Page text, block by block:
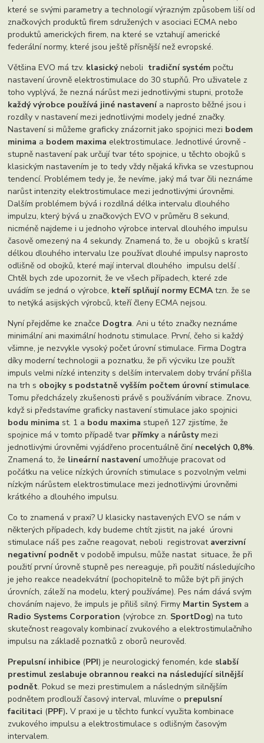
které se svými parametry a technologií výrazným způsobem liší od
značkových produktů firem sdružených v asociaci ECMA nebo
produktů amerických firem, na které se vztahují americké
federální normy, které jsou ještě přísnější než evropské.
Většina EVO má tzv. klasickýneboli tradiční systém počtu
nastavení úrovně elektrostimulace do 30 stupňů. Pro uživatele z
toho vyplývá, že nezná nárůst mezi jednotlivými stupni, protože
každý výrobce používá jiné nastavenía naprosto běžné jsou i
rozdíly v nastavení mezi jednotlivými modely jedné značky.
Nastavení si můžeme graficky znázornit jako spojnici mezi bodem
minima a bodem maxima elektrostimulace. Jednotlivé úrovně -
stupně nastavení pak určují tvar této spojnice, u těchto obojků s
klasickým nastavením je to tedy vždy nějaká křivka se vzestupnou
tendencí. Problémem tedy je, že nevíme, jaký má tvar čili neznáme
narůst intenzity elektrostimulace mezi jednotlivými úrovněmi.
Dalším problémem bývá i rozdílná délka intervalu dlouhého
impulzu, který bývá u značkových EVO v průměru 8 sekund,
nicméně najdeme i u jednoho výrobce interval dlouhého impulsu
časově omezený na 4 sekundy. Znamená to, že u obojků s kratší
délkou dlouhého intervalu lze používat dlouhé impulsy naprosto
odlišně od obojků, které mají interval dlouhého impulsu delší .
Chtěl bych zde upozornit, že ve všech případech, které zde
uvádím se jedná o výrobce, kteří splňují normy ECMAtzn. že se
to netýká asijských výrobců, kteří členy ECMA nejsou.
Nyní přejděme ke značce Dogtra. Ani u této značky neznáme
minimální ani maximální hodnotu stimulace. První, čeho si každý
všimne, je nezvykle vysoký počet úrovní stimulace. Firma Dogtra
díky moderní technologii a poznatku, že při výcviku lze použít
impuls velmi nízké intenzity s delším intervalem doby trvání přišla
na trh s obojky s podstatně vyšším počtem úrovní stimulace.
Tomu předcházely zkušenosti právě s používáním vibrace. Znovu,
když si představíme graficky nastavení stimulace jako spojnici
bodu minima st. 1 a bodu maxima stupeň 127 zjistíme, že
spojnice má v tomto případě tvar přímky a nárůstymezi
jednotlivými úrovněmi vyjádřeno procentuálně činí necelých 0,8%.
Znamená to, že lineární nastaveníumožňuje pracovat od
počátku na velice nízkých úrovních stimulace s pozvolným velmi
nízkým nárůstem elektrostimulace mezi jednotlivými úrovněmi
krátkého a dlouhého impulsu.
Co to znamená v praxi? U klasicky nastavených EVO se nám v
některých případech, kdy budeme chtít zjistit, na jaké úrovni
stimulace náš pes začne reagovat, neboli registrovat averzivní
negativní podnět v podobě impulsu, může nastat situace, že při
použití první úrovně stupně pes nereaguje, při použití následujícího
je jeho reakce neadekvátní (pochopitelně to může být při jiných
úrovních, záleží na modelu, který používáme). Pes nám dává svým
chováním najevo, že impuls je přiliš silný. Firmy Martin System a
Radio Systems Corporation (výrobce zn. SportDog) na tuto
skutečnost reagovaly kombinací zvukového a elektrostimulačního
impulsu na základě poznatků z oborů neurověd.
Prepulsní inhibice (PPI) je neurologický fenomén, kde slabší
prestimul zeslabuje obrannou reakci na následující silnější
podnět. Pokud se mezi prestimulem a následným silnějším
podnětem prodlouží časový interval, mluvíme o prepulsní
facilitaci (PPF). V praxi je u těchto funkcí využita kombinace
zvukového impulsu a elektrostimulace s odlišným časovým
intervalem.